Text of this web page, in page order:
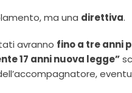
ma una direttiva.
avranno fino a tre anni
17 anni nuova legge”